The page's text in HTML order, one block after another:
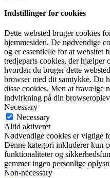
Indstillinger for cookies
Dette websted bruger cookies
hjemmesiden. De nødvendige
og er essentielle for at websitet
tredjeparts cookies, der hjælper
hvordan du bruger dette
browser med dit samtykke. Du
disse cookies. Men at fravælge
indvirkning på din
Necessary
Necessary
Altid aktiveret
Nødvendige cookies er vigtige
Denne kategori inkluderer kun
funktionaliteter og
gemmer ingen personlige
Non-necessary